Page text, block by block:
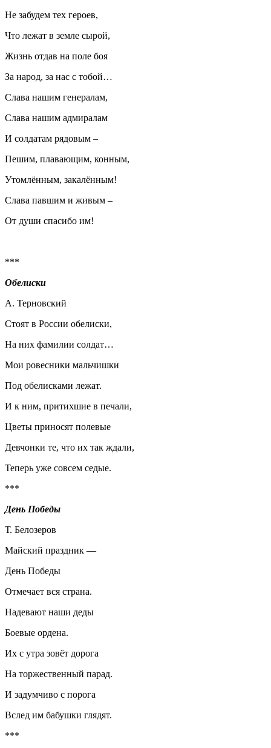
Не забудем тех героев,
Что лежат в земле сырой,
Жизнь отдав на поле боя
За народ, за нас с тобой…
Слава нашим генералам,
Слава нашим адмиралам
И солдатам рядовым –
Пешим, плавающим, конным,
Утомлённым, закалённым!
Слава павшим и живым –
От души спасибо им!
***
Обелиски
А. Терновский
Стоят в России обелиски,
На них фамилии солдат…
Мои ровесники мальчишки
Под обелисками лежат.
И к ним, притихшие в печали,
Цветы приносят полевые
Девчонки те, что их так ждали,
Теперь уже совсем седые.
***
День Победы
Т. Белозеров
Майский праздник —
День Победы
Отмечает вся страна.
Надевают наши деды
Боевые ордена.
Их с утра зовёт дорога
На торжественный парад.
И задумчиво с порога
Вслед им бабушки глядят.
***